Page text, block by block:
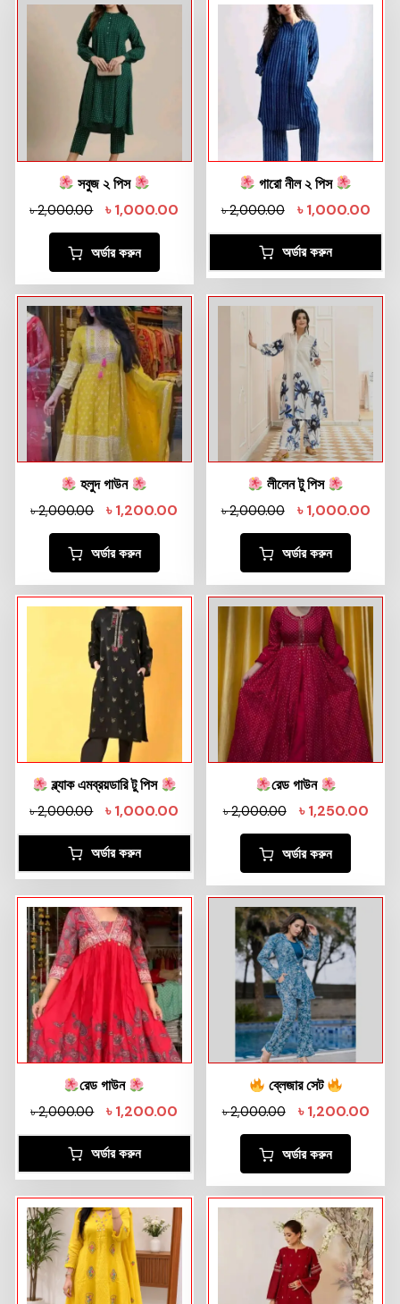
সবুজ ২ পিস
৳2,000.00 ৳1,000.00
অর্ডার করুন
গারো নীল ২ পিস
৳2,000.00 ৳1,000.00
অর্ডার করুন
হলুদ গাউন
৳2,000.00 ৳1,200.00
অর্ডার করুন
লীলেন টু পিস
৳2,000.00 ৳1,000.00
অর্ডার করুন
ব্ল্যাক এমব্রয়ডারি টু পিস
৳2,000.00 ৳1,000.00
অর্ডার করুন
রেড গাউন
৳2,000.00 ৳1,250.00
অর্ডার করুন
রেড গাউন
৳2,000.00 ৳1,200.00
অর্ডার করুন
ব্লেজার সেট
৳2,000.00 ৳1,200.00
অর্ডার করুন